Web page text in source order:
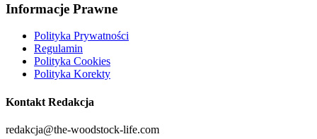
Informacje Prawne
Polityka Prywatności
Regulamin
Polityka Cookies
Polityka Korekty
Kontakt Redakcja
redakcja@the-woodstock-life.com